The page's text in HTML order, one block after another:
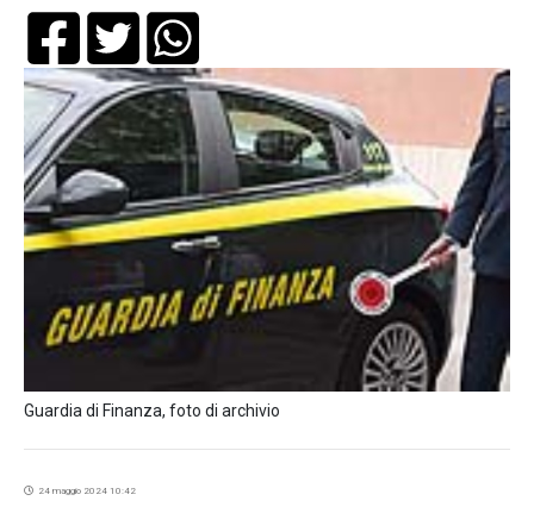
Guardia di Finanza, foto di archivio
24 maggio 2024 10:42